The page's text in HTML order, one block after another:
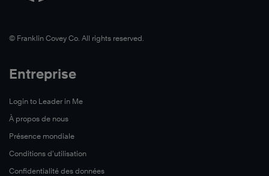
©️ Franklin Covey Co. All rights reserved.
Entreprise
Login to Leader in Me
À propos de nous
Présence mondiale
Conditions d’utilisation
Confidentialité des données